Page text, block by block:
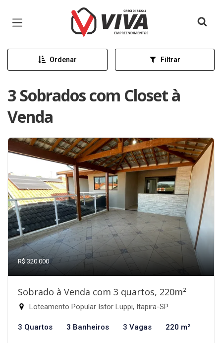
Página inicial
Ordenar Filtrar
3 Sobrados com Closet à
Venda
R$ 320.000
Sobrado à Venda com 3 quartos, 220m²
Loteamento Popular Istor Luppi, Itapira-SP
3 Quartos 3 Banheiros 3 Vagas 220 m²